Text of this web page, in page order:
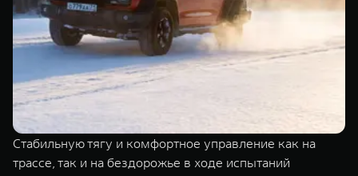
Стабильную тягу и комфортное управление как на
трассе, так и на бездорожье в ходе испытаний